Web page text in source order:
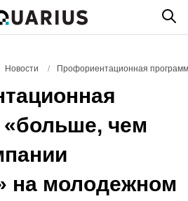
Новости / Профориентационная
чем
на молодежном